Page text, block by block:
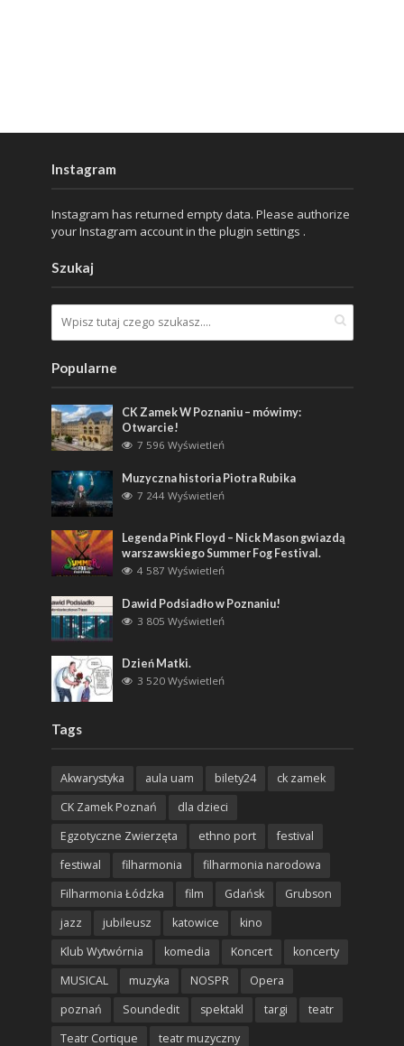
Instagram
Instagram has returned empty data. Please authorize
your Instagram account in the plugin settings .
Szukaj
Popularne
CK Zamek W Poznaniu – mówimy:
Otwarcie!
7 596 Wyświetleń
Muzyczna historia Piotra Rubika
7 244 Wyświetleń
Legenda Pink Floyd – Nick Mason gwiazdą
warszawskiego Summer Fog Festival.
4 587 Wyświetleń
Dawid Podsiadło w Poznaniu!
3 805 Wyświetleń
Dzień Matki.
3 520 Wyświetleń
Tags
Akwarystyka aula uam bilety24
ck zamek
CK Zamek Poznań
dla dzieci
Egzotyczne Zwierzęta
ethno port
festival
festiwal
filharmonia
filharmonia narodowa
Filharmonia Łódzka
film Gdańsk
Grubson
jazz
jubileusz katowice
kino
Klub Wytwórnia
komedia Koncert
koncerty
MUSICAL
muzyka NOSPR
Opera
poznań
Soundedit spektakl targi
teatr
Teatr Cortique
teatr muzyczny